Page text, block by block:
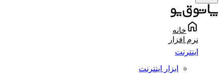
خانه
نرم افزار
اینترنت
ابزار اینترنت